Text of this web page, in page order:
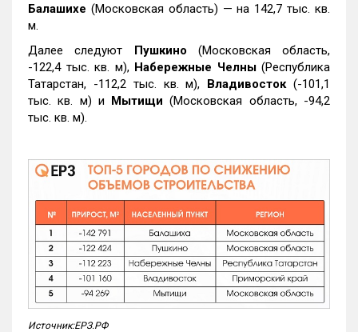
Балашихе (Московская область) — на 142,7 тыс. кв.
м.
Далее следуют Пушкино (Московская область,
-122,4 тыс. кв. м), Набережные Челны(Республика
Татарстан, -112,2 тыс. кв. м), Владивосток(-101,1
тыс. кв. м) и Мытищи (Московская область, -94,2
тыс. кв. м).
Источник:ЕРЗ.РФ